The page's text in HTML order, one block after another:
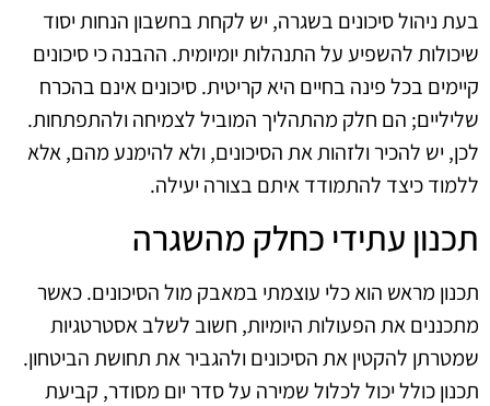
בעת ניהול סיכונים בשגרה, יש לקחת בחשבון הנחות יסוד
שיכולות להשפיע על התנהלות יומיומית. ההבנה כי סיכונים
קיימים בכל פינה בחיים היא קריטית. סיכונים אינם בהכרח
שליליים; הם חלק מהתהליך המוביל לצמיחה ולהתפתחות.
לכן, יש להכיר ולזהות את הסיכונים, ולא להימנע מהם, אלא
ללמוד כיצד להתמודד איתם בצורה יעילה.
תכנון עתידי כחלק מהשגרה
תכנון מראש הוא כלי עוצמתי במאבק מול הסיכונים. כאשר
מתכננים את הפעולות היומיות, חשוב לשלב אסטרטגיות
שמטרתן להקטין את הסיכונים ולהגביר את תחושת הביטחון.
תכנון כולל יכול לכלול שמירה על סדר יום מסודר, קביעת